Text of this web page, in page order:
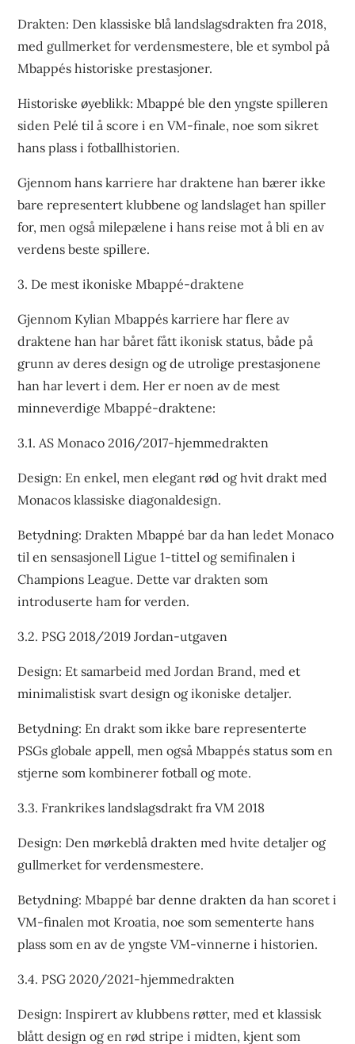
Drakten: Den klassiske blå landslagsdrakten fra 2018,
med gullmerket for verdensmestere, ble et symbol på
Mbappés historiske prestasjoner.
Historiske øyeblikk: Mbappé ble den yngste spilleren
siden Pelé til å score i en VM-finale, noe som sikret
hans plass i fotballhistorien.
Gjennom hans karriere har draktene han bærer ikke
bare representert klubbene og landslaget han spiller
for, men også milepælene i hans reise mot å bli en av
verdens beste spillere.
3. De mest ikoniske Mbappé-draktene
Gjennom Kylian Mbappés karriere har flere av
draktene han har båret fått ikonisk status, både på
grunn av deres design og de utrolige prestasjonene
han har levert i dem. Her er noen av de mest
minneverdige Mbappé-draktene:
3.1. AS Monaco 2016/2017-hjemmedrakten
Design: En enkel, men elegant rød og hvit drakt med
Monacos klassiske diagonaldesign.
Betydning: Drakten Mbappé bar da han ledet Monaco
til en sensasjonell Ligue 1-tittel og semifinalen i
Champions League. Dette var drakten som
introduserte ham for verden.
3.2. PSG 2018/2019 Jordan-utgaven
Design: Et samarbeid med Jordan Brand, med et
minimalistisk svart design og ikoniske detaljer.
Betydning: En drakt som ikke bare representerte
PSGs globale appell, men også Mbappés status som en
stjerne som kombinerer fotball og mote.
3.3. Frankrikes landslagsdrakt fra VM 2018
Design: Den mørkeblå drakten med hvite detaljer og
gullmerket for verdensmestere.
Betydning: Mbappé bar denne drakten da han scoret i
VM-finalen mot Kroatia, noe som sementerte hans
plass som en av de yngste VM-vinnerne i historien.
3.4. PSG 2020/2021-hjemmedrakten
Design: Inspirert av klubbens røtter, med et klassisk
blått design og en rød stripe i midten, kjent som